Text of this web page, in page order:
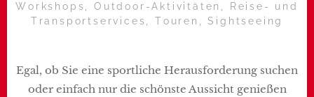
Workshops, Outdoor-Aktivitäten, Reise- und
Transportservices, Touren, Sightseeing
Egal, ob Sie eine sportliche Herausforderung suchen
oder einfach nur die schönste Aussicht genießen